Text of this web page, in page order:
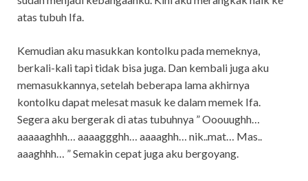
atas tubuh Ifa.
Kemudian aku masukkan kontolku pada memeknya,
berkali-kali tapi tidak bisa juga. Dan kembali juga aku
memasukkannya, setelah beberapa lama akhirnya
kontolku dapat melesat masuk ke dalam memek Ifa.
Segera aku bergerak di atas tubuhnya ” Ooouughh…
aaaaaghhh… aaaaggghh… aaaaghh… nik..mat… Mas..
aaaghhh… ” Semakin cepat juga aku bergoyang.